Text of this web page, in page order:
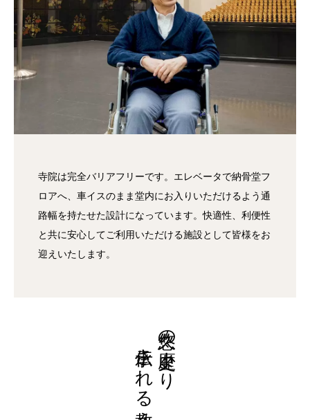
寺院は完全バリアフリーです。エレベータで納骨堂フ
ロアへ、車イスのまま堂内にお入りいただけるよう通
路幅を持たせた設計になっています。快適性、利便性
と共に安心してご利用いただける施設として皆様をお
迎えいたします。
悠久の歴史より
伝承される教え